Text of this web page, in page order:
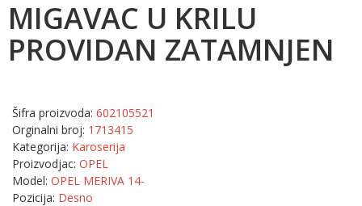
MIGAVAC U KRILU
PROVIDAN ZATAMNJEN
Šifra proizvoda: 602105521
Orginalni broj: 1713415
Kategorija: Karoserija
Proizvodjac: OPEL
Model: OPEL MERIVA 14-
Pozicija: Desno